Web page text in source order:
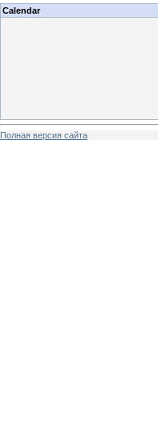
Calendar
Полная версия сайта